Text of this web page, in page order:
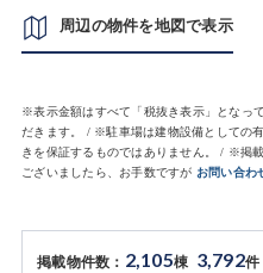
周辺の物件を地図で表示
※表示金額はすべて「税抜き表示」となっ
だきます。 / ※駐車場は建物設備としての
きを保証するものではありません。 / ※掲
ございましたら、お手数ですが お問い合わ
掲載物件数： 2,105棟 3,792件